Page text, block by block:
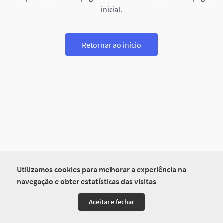
Utilizamos cookies para melhorar a experiência na
navegação e obter estatísticas das visitas
Aceitar e fechar
inicial.
Retornar ao início